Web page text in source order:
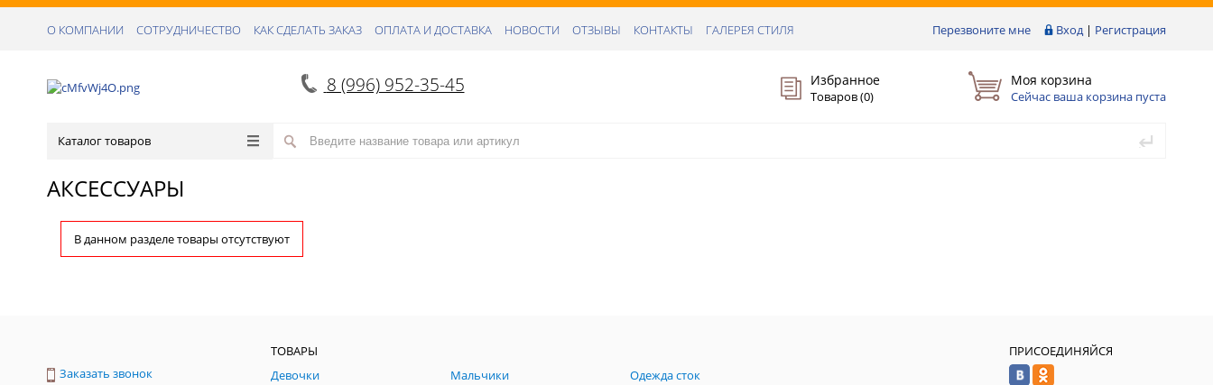
Перезвоните мне Вход | Регистрация
О КОМПАНИИ СОТРУДНИЧЕСТВО КАК СДЕЛАТЬ ЗАКАЗ ОПЛАТА И ДОСТАВКА НОВОСТИ ОТЗЫВЫ КОНТАКТЫ ГАЛЕРЕЯ СТИЛЯ
8 (996) 952-35-45 Избранное
Товаров (0)
Моя корзина
Сейчас ваша корзина пуста
Каталог товаров
АКСЕССУАРЫ
В данном разделе товары отсутствуют
Заказать звонок
ТОВАРЫ
Девочки
Мальчики
Одежда сток
ПРИСОЕДИНЯЙСЯ